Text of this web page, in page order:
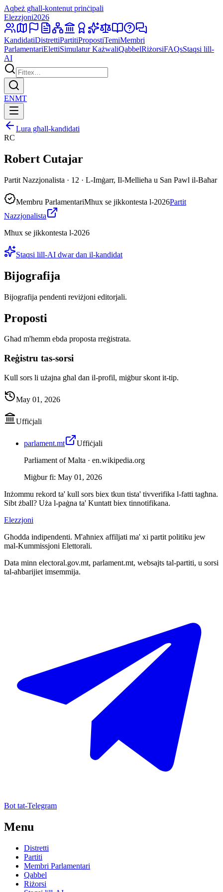
Aqbeż għall-kontenut prinċipali
Elezzjoni2026
KandidatiDistrettiPartitiPropostiTemiMembri
ParlamentariElettiSimulatur KażwaliQabbelRiżorsiFAQsStaqsi lill-
AI
ENMT
Lura għall-kandidati
RC
Robert Cutajar
Partit Nazzjonalista · 12 · L-Imġarr, Il-Mellieħa u San Pawl il-Baħar
Membru ParlamentariMhux se jikkontesta l-2026Partit
Nazzjonalista
Mhux se jikkontesta l-2026
Staqsi lill-AI dwar dan il-kandidat
Bijografija
Bijografija pendenti reviżjoni editorjali.
Proposti
Għad m'hemm ebda proposta rreġistrata.
Reġistru tas-sorsi
Kull sors li użajna għal dan il-profil, miġbur skont it-tip.
May 01, 2026
Uffiċjali
parlament.mt
Uffiċjali
Parliament of Malta · en.wikipedia.org
Miġbur fi: May 01, 2026
Inżommu rekord ta' kull sors biex tkun tista' tivverifika l-fatti tagħna.
Sibt żball? Uża l-paġna ta' Kuntatt biex tinnotifikana.
Elezzjoni
Għodda indipendenti. M'aħniex affiljati ma' xi partit politiku jew
mal-Kummissjoni Elettorali.
Data minn electoral.gov.mt, parlament.mt, websajts tal-partiti, u sorsi
tal-aħbarijiet imsemmija.
Bot tat-Telegram
Menu
Distretti
Partiti
Membri Parlamentari
Qabbel
Riżorsi